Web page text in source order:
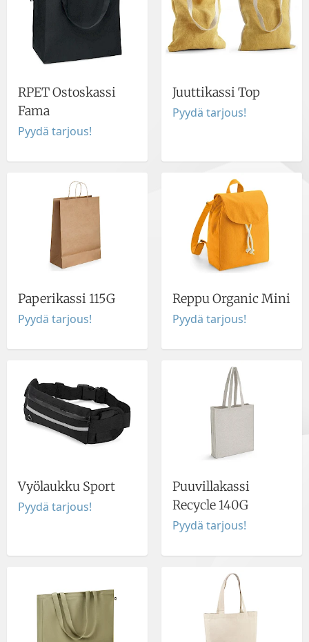
RPET Ostoskassi
Fama
Pyydä tarjous!
Juuttikassi Top
Pyydä tarjous!
Paperikassi 115G
Pyydä tarjous!
Reppu Organic Mini
Pyydä tarjous!
Vyölaukku Sport
Pyydä tarjous!
Puuvillakassi
Recycle 140G
Pyydä tarjous!